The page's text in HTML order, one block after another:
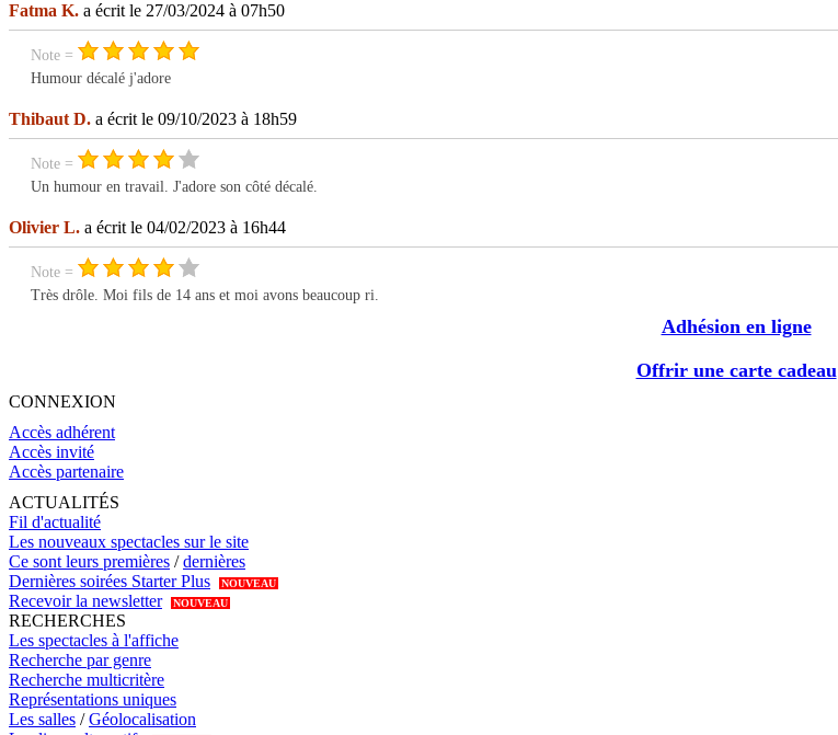
Fatma K. a écrit le 27/03/2024 à 07h50
Note =
Humour décalé j'adore
Thibaut D. a écrit le 09/10/2023 à 18h59
Note =
Un humour en travail. J'adore son côté décalé.
Olivier L. a écrit le 04/02/2023 à 16h44
Note =
Très drôle. Moi fils de 14 ans et moi avons beaucoup ri.
Adhésion en ligne
Offrir une carte cadeau
CONNEXION
Accès adhérent
Accès invité
Accès partenaire
ACTUALITÉS
Fil d'actualité
Les nouveaux spectacles sur le site
Ce sont leurs premières /dernières
Dernières soirées Starter Plus
NOUVEAU
Recevoir la newsletter NOUVEAU
RECHERCHES
Les spectacles à l'affiche
Recherche par genre
Recherche multicritère
Représentations uniques
Les salles /Géolocalisation